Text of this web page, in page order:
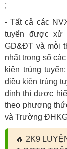
;
- Tất cả các
tuyển được xử
GD&ĐT và mỗi
nhất trong số
kiện trúng
điều kiện trúng
định thì được
theo phương
và Trường
🔥 2K9